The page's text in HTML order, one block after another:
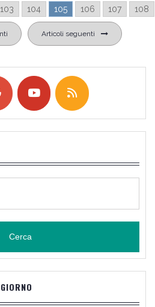
103 104 105 106 107 108
Articoli seguenti